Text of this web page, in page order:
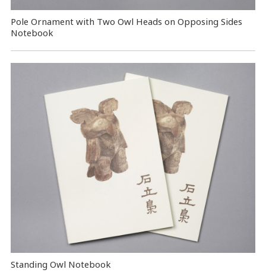
Pole Ornament with Two Owl Heads on Opposing Sides
Notebook
Standing Owl Notebook